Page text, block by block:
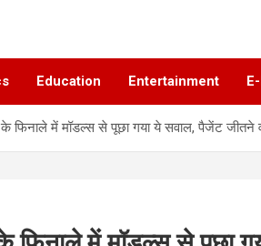
Education Entertainment
में मॉडल्स से पूछा गया ये सवाल, पैजेंट जीतने